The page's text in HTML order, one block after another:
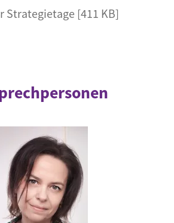
Strategietage [411 KB]